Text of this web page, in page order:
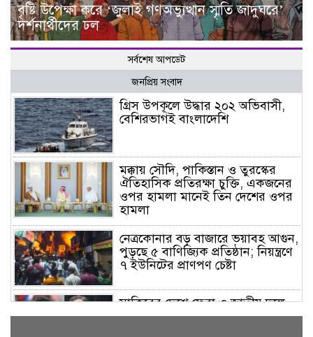
বৃষ্টি উপেক্ষা করে ‘জুলাই গণঅভ্যুত্থান স্মৃতি জাদুঘরে’
দর্শনার্থীদের ঢল
সর্বশেষ আপডেট
জনপ্রিয় সংবাদ
গ্রিস উপকূলে উদ্ধার ২০২ অভিবাসী,
বেশিরভাগই বাংলাদেশি
মক্কায় সৌদি, পাকিস্তান ও তুরস্কের
ঐতিহাসিক প্রতিরক্ষা চুক্তি, একজনের
ওপর হামলা মানেই তিন দেশের ওপর
হামলা
নেত্রকোনার বড় বাজারে ভয়াবহ আগুন,
পুড়ছে ৫ বাণিজ্যিক প্রতিষ্ঠান; নিয়ন্ত্রণে
৭ ইউনিটের প্রাণপণ চেষ্টা
সাকিবের দেশে ফেরা ও জাতীয় দলে
ফেরার সম্ভাবনা নেই, ইঙ্গিত ক্রীড়া